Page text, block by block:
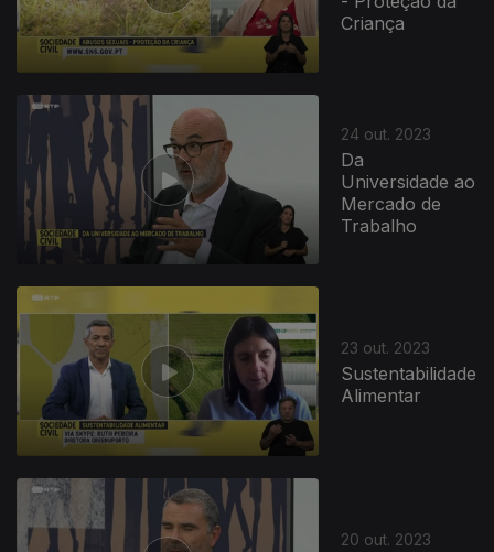
Criança
24 out. 2023
Da
Universidade ao
Mercado de
Trabalho
23 out. 2023
Sustentabilidade
Alimentar
20 out. 2023